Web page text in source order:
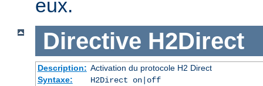
eux.
Directive H2Direct
Description: Activation du protocole H2 Direct
Syntaxe:
H2Direct on|off